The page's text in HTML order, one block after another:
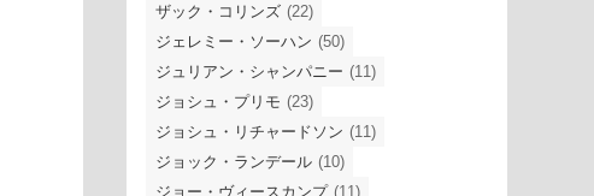
ザック・コリンズ (22)
ジェレミー・ソーハン (50)
ジュリアン・シャンパニー (11)
ジョシュ・プリモ (23)
ジョシュ・リチャードソン (11)
ジョック・ランデール (10)
ジョー・ヴィースカンプ (11)